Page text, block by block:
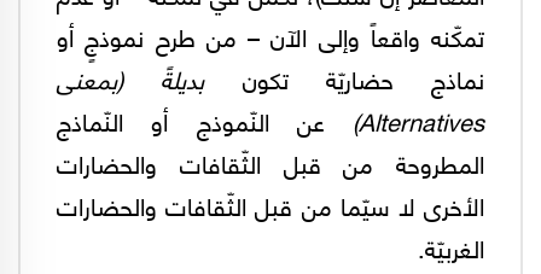
تمكّنه واقعاً وإلى الآن – من طرح نموذجٍ أو
نماذج حضاريّة تكونبديلةً (بمعنى
Alternatives
) عن النّموذج أو النّماذج
المطروحة من قبل الثّقافات والحضارات
الأخرى لا سيّما من قبل الثّقافات والحضارات
الغربيّة.